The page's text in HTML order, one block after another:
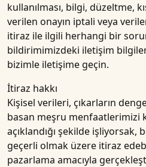
kullanılması, bilgi, düzeltme,
verilen onayın iptali veya
itiraz ile ilgili herhangi bir
bildirimimizdeki iletişim
bizimle iletişime geçin.
İtiraz hakkı
Kişisel verileri, çıkarların
basan meşru menfaatlerimizi
açıklandığı şekilde işliyorsak,
geçerli olmak üzere itiraz
pazarlama amacıyla